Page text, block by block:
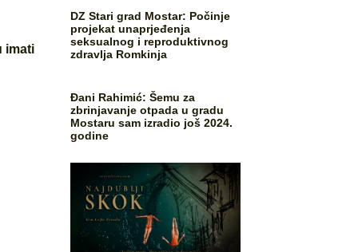
imati
DZ Stari grad Mostar: Počinje
projekat unaprjeđenja
seksualnog i reproduktivnog
zdravlja Romkinja
Đani Rahimić: Šemu za
zbrinjavanje otpada u gradu
Mostaru sam izradio još 2024.
godine